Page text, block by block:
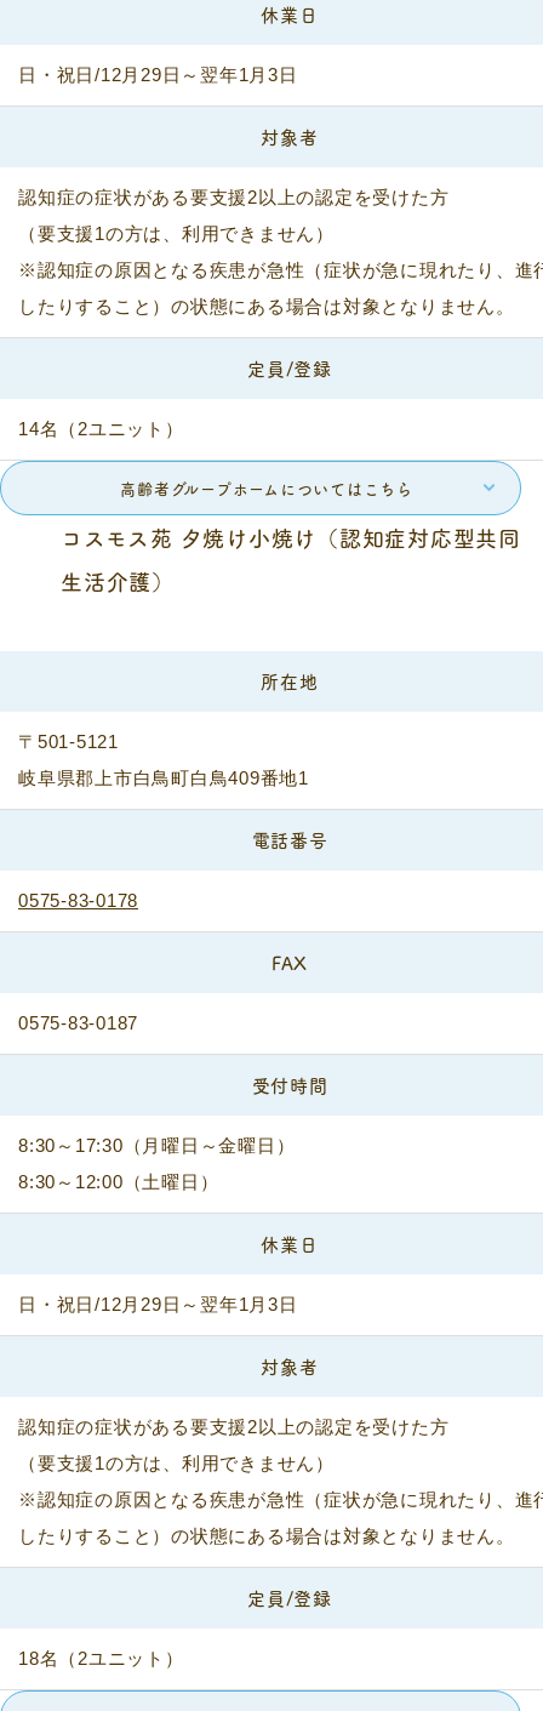
休業日
日・祝日/12月29日～翌年1月3日
対象者
認知症の症状がある要支援2以上の認定を受けた方
（要支援1の方は、利用できません）
※認知症の原因となる疾患が急性（症状が急に現れたり、進
したりすること）の状態にある場合は対象となりません。
定員/登録
14名（2ユニット）
高齢者グループホームについてはこちら
コスモス苑 夕焼け小焼け（認知症対応型共同
生活介護）
所在地
〒501-5121
岐阜県郡上市白鳥町白鳥409番地1
電話番号
0575-83-0178
FAX
0575-83-0187
受付時間
8:30～17:30（月曜日～金曜日）
8:30～12:00（土曜日）
休業日
日・祝日/12月29日～翌年1月3日
対象者
認知症の症状がある要支援2以上の認定を受けた方
（要支援1の方は、利用できません）
※認知症の原因となる疾患が急性（症状が急に現れたり、進
したりすること）の状態にある場合は対象となりません。
定員/登録
18名（2ユニット）